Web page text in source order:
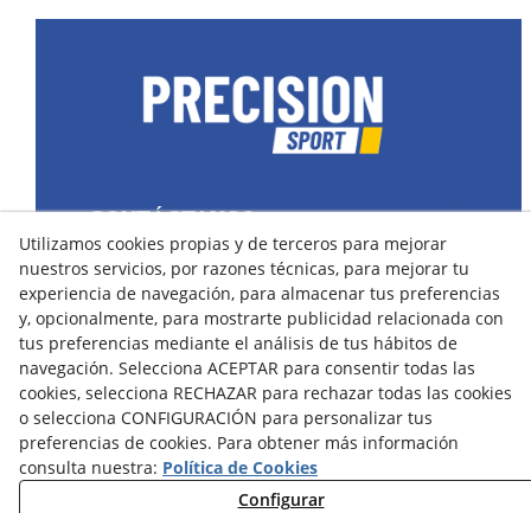
CONTÁCTANOS
43400 Montblanc (Tarragona) España
spain@precisionsport.eu
Aviso Legal Política de Cookies
Política de Privacidad
Condiciones de Compra
Utilizamos cookies propias y de terceros para mejorar
nuestros servicios, por razones técnicas, para mejorar tu
experiencia de navegación, para almacenar tus preferencias
y, opcionalmente, para mostrarte publicidad relacionada con
tus preferencias mediante el análisis de tus hábitos de
navegación. Selecciona ACEPTAR para consentir todas las
cookies, selecciona RECHAZAR para rechazar todas las cookies
o selecciona CONFIGURACIÓN para personalizar tus
preferencias de cookies. Para obtener más información
consulta nuestra: Política de Cookies
Configurar